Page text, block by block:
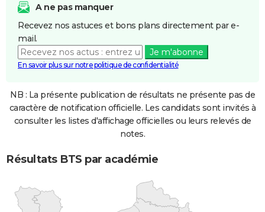
A ne pas manquer
Recevez nos astuces et bons plans directement par e-
mail.
Je m'abonne
En savoir plus sur notre politique de confidentialité
NB : La présente publication de résultats ne présente pas de
caractère de notification officielle. Les candidats sont invités à
consulter les listes d'affichage officielles ou leurs relevés de
notes.
Résultats BTS par académie